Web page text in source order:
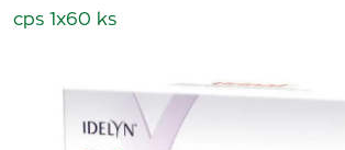
cps 1x60 ks